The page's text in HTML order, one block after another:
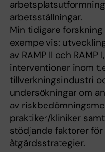
arbetsställningar.
Min tidigare
exempelvis:
av RAMP II och RAMP
interventioner inom
tillverkningsindustri
undersökningar om
av
praktiker/kliniker
stödjande faktorer
åtgärdsstrategier.